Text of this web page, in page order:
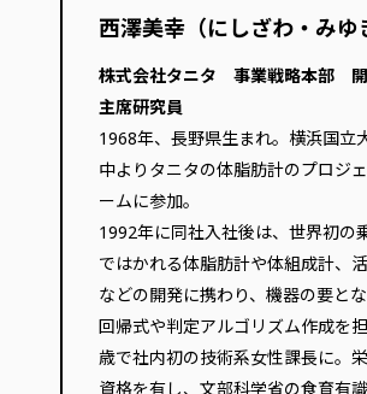
西澤美幸（にしざわ・みゆ
株式会社タニタ 事業戦略本部
主席研究員
1968年、長野県生まれ。横浜国立
中よりタニタの体脂肪計のプロジ
ームに参加。
1992年に同社入社後は、世界初の
ではかれる体脂肪計や体組成計、
などの開発に携わり、機器の要と
回帰式や判定アルゴリズム作成を
歳で社内初の技術系女性課長に。
資格を有し、文部科学省の食育有